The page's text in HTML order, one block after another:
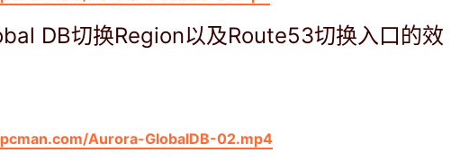
DB切换Region以及Route53切换入口的效
Aurora-GlobalDB-02.mp4